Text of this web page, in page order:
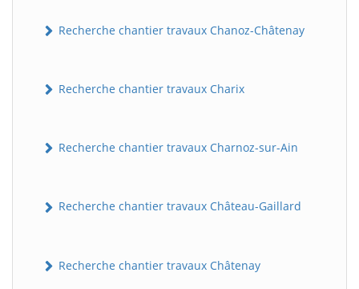
Recherche chantier travaux Chanoz-Châtenay
Recherche chantier travaux Charix
Recherche chantier travaux Charnoz-sur-Ain
Recherche chantier travaux Château-Gaillard
Recherche chantier travaux Châtenay